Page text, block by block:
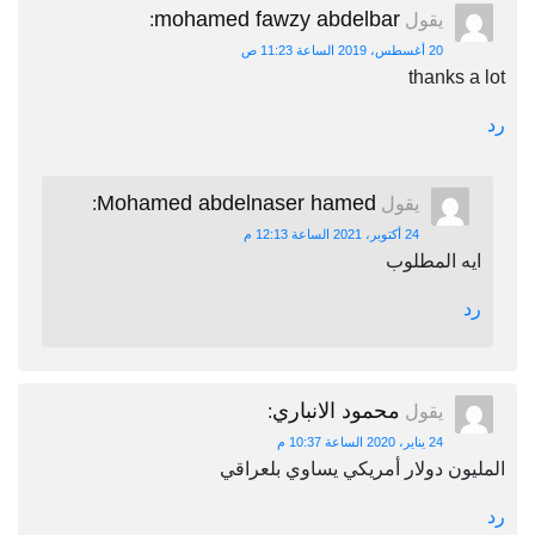
يقول mohamed fawzy abdelbar
:
20 أغسطس، 2019 الساعة 11:23 ص
thanks a lot
رد
يقول Mohamed abdelnaser hamed
:
24 أكتوبر، 2021 الساعة 12:13 م
ايه المطلوب
رد
يقول محمود الانباري:
24 يناير، 2020 الساعة 10:37 م
المليون دولار أمريكي يساوي بلعراقي
رد